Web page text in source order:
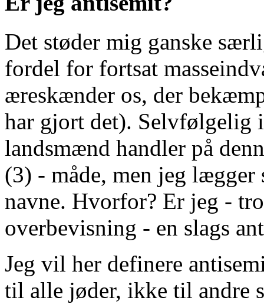
Det støder mig ganske
fordel for fortsat
æreskænder os, der
har gjort det). Selvfølgelig
landsmænd handler på
(3) - måde, men jeg
navne. Hvorfor? Er jeg -
overbevisning - en slags
Jeg vil her definere
til alle jøder, ikke til andre